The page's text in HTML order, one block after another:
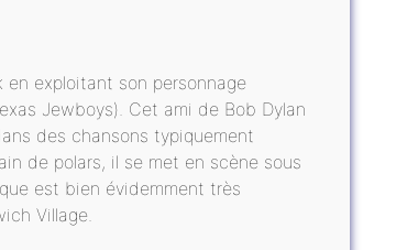
exploitant son personnage
Jewboys). Cet ami de Bob Dylan
des chansons typiquement
de polars, il se met en scène sous
est bien évidemment très
Village.